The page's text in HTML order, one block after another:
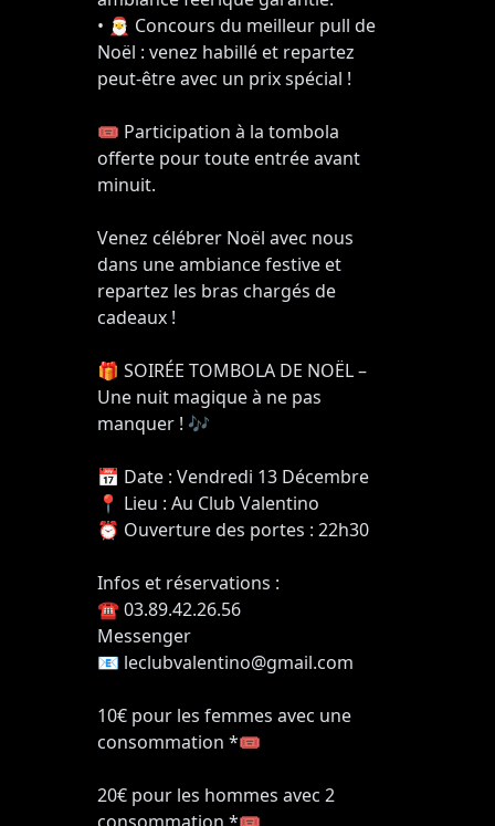
• 🎅 Concours du meilleur pull de
Noël : venez habillé et repartez
peut-être avec un prix spécial !
🎟️ Participation à la tombola
offerte pour toute entrée avant
minuit.
Venez célébrer Noël avec nous
dans une ambiance festive et
repartez les bras chargés de
cadeaux !
🎁 SOIRÉE TOMBOLA DE NOËL –
Une nuit magique à ne pas
manquer ! 🎶
📅 Date : Vendredi 13 Décembre
📍 Lieu : Au Club Valentino
⏰ Ouverture des portes : 22h30
Infos et réservations :
☎️ 03.89.42.26.56
Messenger
📧 leclubvalentino@gmail.com
10€ pour les femmes avec une
consommation *🎟️
20€ pour les hommes avec 2